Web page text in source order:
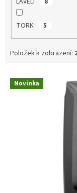
TORK 5
Položek k zobrazení:
V Novinka